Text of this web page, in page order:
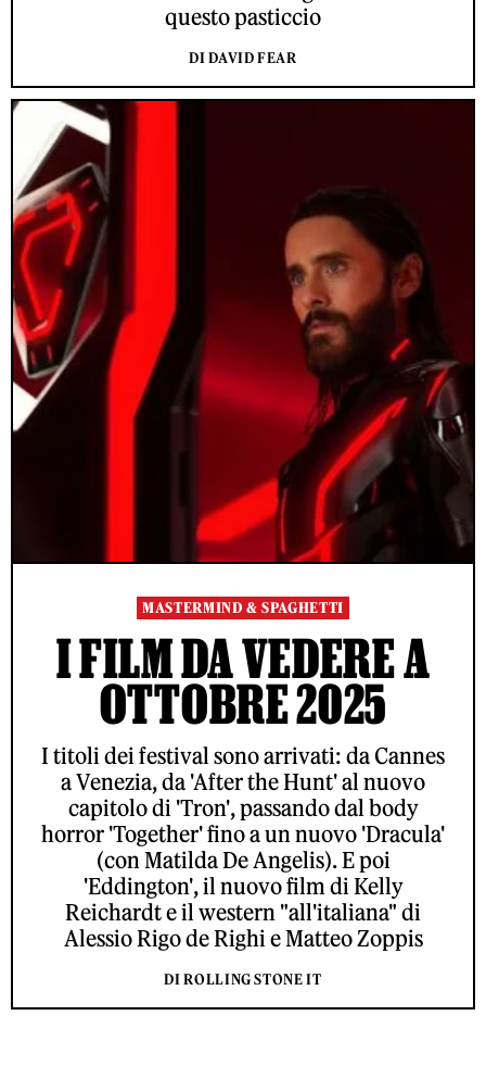
questo pasticcio
DI DAVID FEAR
MASTERMIND & SPAGHETTI
I FILM DA VEDERE A
OTTOBRE 2025
I titoli dei festival sono arrivati: da Cannes
a Venezia, da 'After the Hunt' al nuovo
capitolo di 'Tron', passando dal body
horror 'Together' fino a un nuovo 'Dracula'
(con Matilda De Angelis). E poi
'Eddington', il nuovo film di Kelly
Reichardt e il western "all'italiana" di
Alessio Rigo de Righi e Matteo Zoppis
DI ROLLING STONE IT